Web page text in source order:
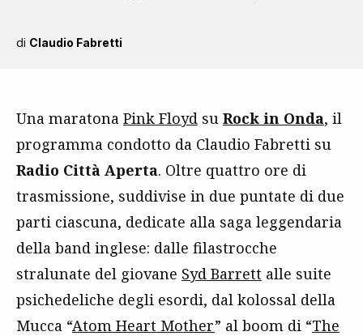
di Claudio Fabretti
Una maratona Pink Floyd su Rock in Onda, il
programma condotto da Claudio Fabretti su
Radio Città Aperta. Oltre quattro ore di
trasmissione, suddivise in due puntate di due
parti ciascuna, dedicate alla saga leggendaria
della band inglese: dalle filastrocche
stralunate del giovane Syd Barrett alle suite
psichedeliche degli esordi, dal kolossal della
Mucca “Atom Heart Mother” al boom di “The